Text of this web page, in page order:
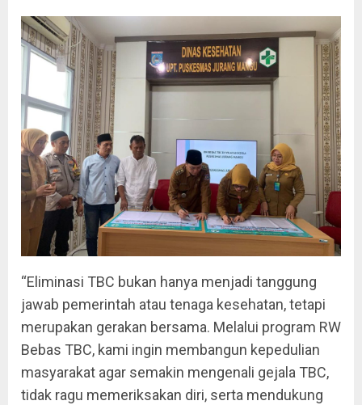
“Eliminasi TBC bukan hanya menjadi tanggung
jawab pemerintah atau tenaga kesehatan, tetapi
merupakan gerakan bersama. Melalui program RW
Bebas TBC, kami ingin membangun kepedulian
masyarakat agar semakin mengenali gejala TBC,
tidak ragu memeriksakan diri, serta mendukung